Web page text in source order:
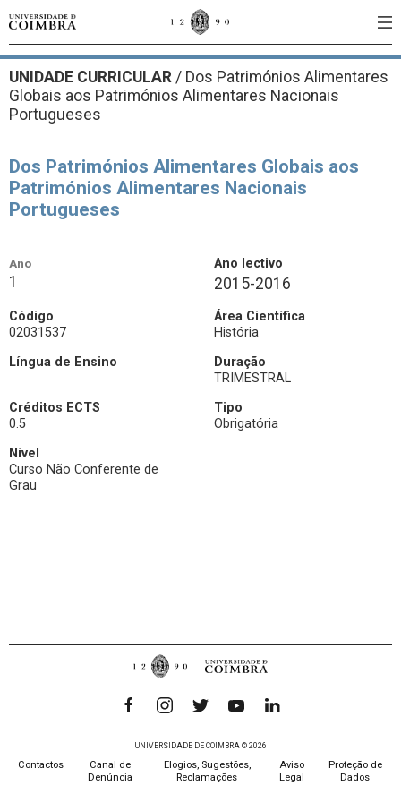
UNIDADE CURRICULAR / Dos Patrimónios Alimentares
Globais aos Patrimónios Alimentares Nacionais
Portugueses
Dos Patrimónios Alimentares Globais aos
Patrimónios Alimentares Nacionais
Portugueses
Ano
1
Ano lectivo
2015-2016
Código
02031537
Área Científica
História
Língua de Ensino
Duração
TRIMESTRAL
Créditos ECTS
0.5
Tipo
Obrigatória
Nível
Curso Não Conferente de
Grau
UNIVERSIDADE DE COIMBRA © 2026
Contactos
Canal de
Denúncia
Elogios, Sugestões,
Reclamações
Aviso
Legal
Proteção de
Dados